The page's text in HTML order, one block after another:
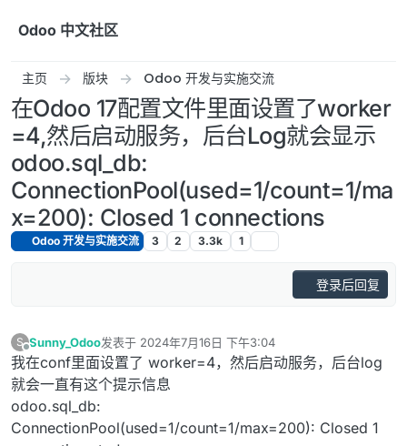
Odoo 中文社区
主页 版块 Odoo 开发与实施交流
在Odoo 17配置文件里面设置了worker
=4,然后启动服务，后台Log就会显示
odoo.sql_db:
ConnectionPool(used=1/count=1/ma
x=200): Closed 1 connections
Odoo 开发与实施交流 3 2 3.3k 1
登录后回复
S
离线
Sunny_Odoo发表于 2024年7月16日 下午3:04
最后由 编辑
我在conf里面设置了 worker=4，然后启动服务，后台log
就会一直有这个提示信息
odoo.sql_db:
ConnectionPool(used=1/count=1/max=200): Closed 1